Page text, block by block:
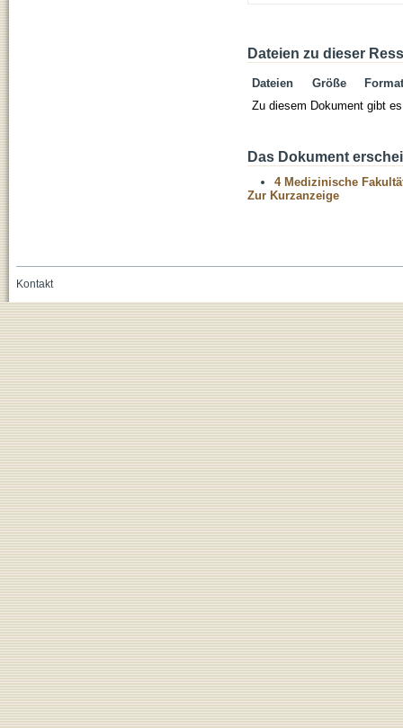
Dateien zu dieser
Dateien Größe
Format
Zu diesem Dokument gibt
Das Dokument
4 Medizinische
Zur Kurzanzeige
Kontakt